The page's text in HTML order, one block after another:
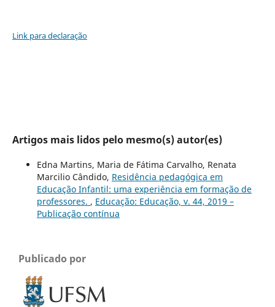
Link para declaração
Artigos mais lidos pelo mesmo(s) autor(es)
Edna Martins, Maria de Fátima Carvalho, Renata
Marcilio Cândido, Residência pedagógica em
Educação Infantil: uma experiência em formação de
professores. , Educação: Educação, v. 44, 2019 –
Publicação contínua
Publicado por